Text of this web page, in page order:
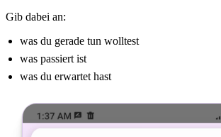
Gib dabei an:
was du gerade tun wolltest
was passiert ist
was du erwartet hast